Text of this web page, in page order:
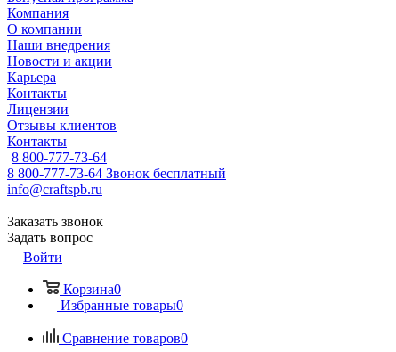
Компания
О компании
Наши внедрения
Новости и акции
Карьера
Контакты
Лицензии
Отзывы клиентов
Контакты
8 800-777-73-64
8 800-777-73-64 Звонок бесплатный
info@craftspb.ru
Заказать звонок
Задать вопрос
Войти
Корзина0
Избранные товары0
Сравнение товаров0